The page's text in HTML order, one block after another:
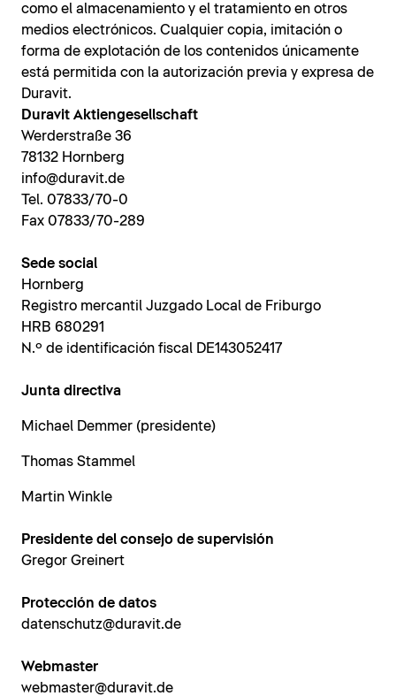
como el almacenamiento y el tratamiento en otros
medios electrónicos. Cualquier copia, imitación o
forma de explotación de los contenidos únicamente
está permitida con la autorización previa y expresa de
Duravit.
Duravit Aktiengesellschaft
Werderstraße 36
78132 Hornberg
info@duravit.de
Tel. 07833/70-0
Fax 07833/70-289
Sede social
Hornberg
Registro mercantil Juzgado Local de Friburgo
HRB 680291
N.º de identificación fiscal DE143052417
Junta directiva
Michael Demmer (presidente)
Thomas Stammel
Martin Winkle
Presidente del consejo de supervisión
Gregor Greinert
Protección de datos
datenschutz@duravit.de
Webmaster
webmaster@duravit.de